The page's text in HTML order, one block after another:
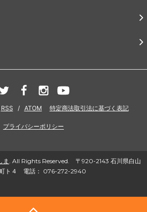
RSS / ATOM 特定商法取引法に基づく表記
プライバシーポリシー
ま . All Rights Reserved. 〒920-2143 石川県白山
ト４ 電話： 076-272-2940